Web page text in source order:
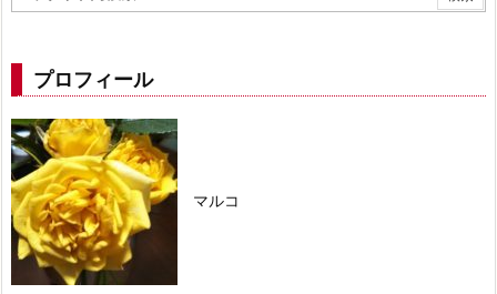
プロフィール
マルコ